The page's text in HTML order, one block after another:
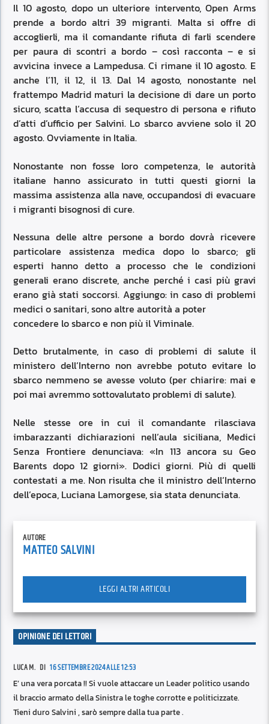
Il 10 agosto, dopo un ulteriore intervento, Open Arms
prende a bordo altri 39 migranti. Malta si offre di
accoglierli, ma il comandante rifiuta di farli scendere
per paura di scontri a bordo – così racconta – e si
avvicina invece a Lampedusa. Ci rimane il 10 agosto. E
anche l’11, il 12, il 13. Dal 14 agosto, nonostante nel
frattempo Madrid maturi la decisione di dare un porto
sicuro, scatta l’accusa di sequestro di persona e rifiuto
d’atti d’ufficio per Salvini. Lo sbarco avviene solo il 20
agosto. Ovviamente in Italia.
Nonostante non fosse loro competenza, le autorità
italiane hanno assicurato in tutti questi giorni la
massima assistenza alla nave, occupandosi di evacuare
i migranti bisognosi di cure.
Nessuna delle altre persone a bordo dovrà ricevere
particolare assistenza medica dopo lo sbarco; gli
esperti hanno detto a processo che le condizioni
generali erano discrete, anche perché i casi più gravi
erano già stati soccorsi. Aggiungo: in caso di problemi
medici o sanitari, sono altre autorità a poter
concedere lo sbarco e non più il Viminale.
Detto brutalmente, in caso di problemi di salute il
ministero dell’Interno non avrebbe potuto evitare lo
sbarco nemmeno se avesse voluto (per chiarire: mai e
poi mai avremmo sottovalutato problemi di salute).
Nelle stesse ore in cui il comandante rilasciava
imbarazzanti dichiarazioni nell’aula siciliana, Medici
Senza Frontiere denunciava: «In 113 ancora su Geo
Barents dopo 12 giorni». Dodici giorni. Più di quelli
contestati a me. Non risulta che il ministro dell’Interno
dell’epoca, Luciana Lamorgese, sia stata denunciata.
AUTORE
MATTEO SALVINI
LEGGI ALTRI ARTICOLI
OPINIONE DEI LETTORI
LUCA M. DI16 SETTEMBRE 2024 ALLE 12:53
E’ una vera porcata !! Si vuole attaccare un Leader politico usando
il braccio armato della Sinistra le toghe corrotte e politicizzate.
Tieni duro Salvini , sarò sempre dalla tua parte .